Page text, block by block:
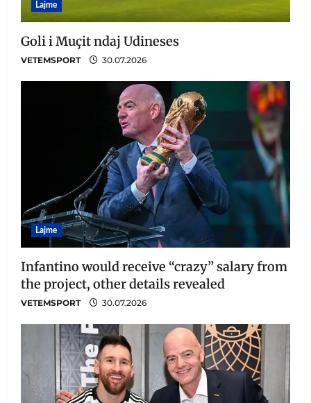
Lajme
Goli i Muçit ndaj Udineses
VETEMSPORT 30.07.2026
Lajme
Infantino would receive “crazy” salary from
the project, other details revealed
VETEMSPORT 30.07.2026